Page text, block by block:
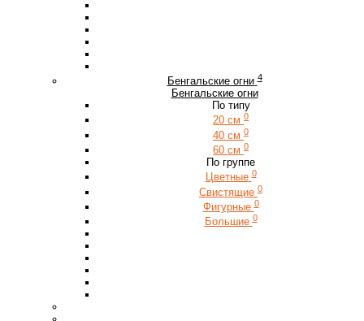
Бенгальские огни 4
Бенгальские огни
По типу
20 см 0
40 см 0
60 см 0
По группе
Цветные 0
Свистящие 0
Фигурные 0
Большие 0